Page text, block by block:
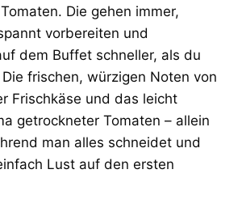
Die gehen immer,
vorbereiten und
dem Buffet schneller, als du
frischen, würzigen Noten von
Frischkäse und das leicht
getrockneter Tomaten – allein
man alles schneidet und
Lust auf den ersten